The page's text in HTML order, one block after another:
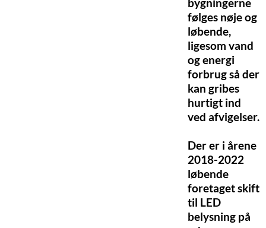
følges nøje og
løbende,
ligesom vand
og energi
forbrug så der
kan gribes
hurtigt ind
ved afvigelser.
Der er i årene
2018-2022
løbende
foretaget skift
til LED
belysning på